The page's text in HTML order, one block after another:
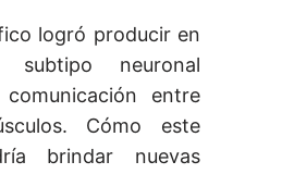
logró producir en
subtipo neuronal
entre
Cómo este
brindar nuevas